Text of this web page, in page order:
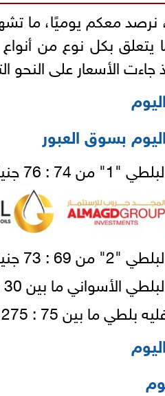
نرصد معكم يوميًا، ما
يتعلق بكل نوع من
الأسعار على النحو
بسوق العبور
«تكنا بلاستيك».
«تكنا بلاستيك».
بين 30 : 80 جنيهًا «تكنا بلاستيك»
بين 75 : 275 جنيهًا.